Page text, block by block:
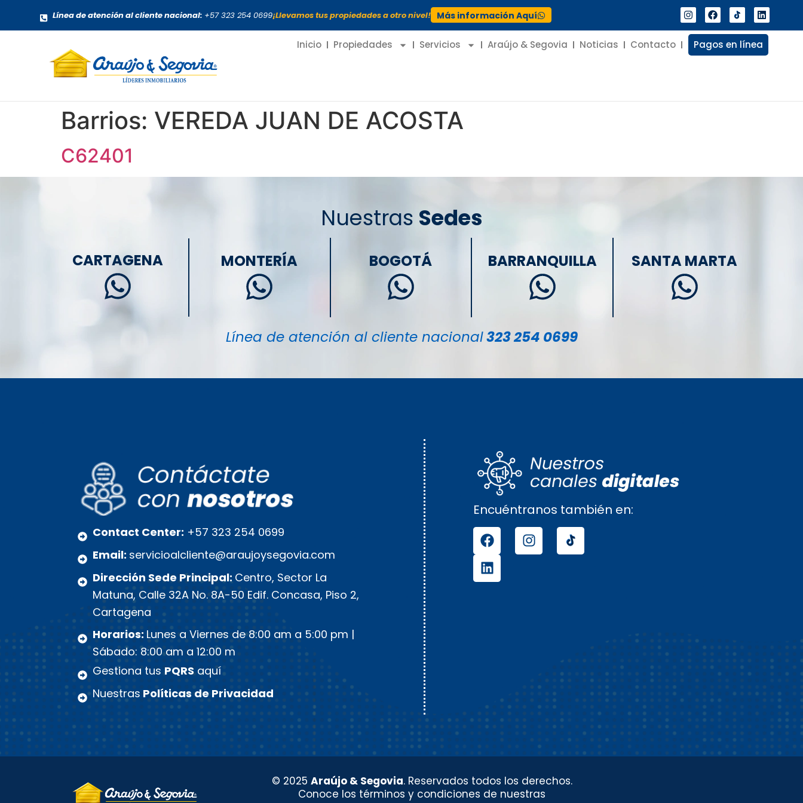
Línea de atención al cliente nacional: +57 323 254 0699¡Llevamos tus propiedades a otro nivel! Más información Aquí
Inicio Propiedades Servicios Araújo & Segovia Noticias Contacto Pagos en línea
Barrios: VEREDA JUAN DE ACOSTA
C62401
Nuestras Sedes
CARTAGENA MONTERÍA BOGOTÁ BARRANQUILLA SANTA MARTA
Línea de atención al cliente nacional323 254 0699
Contact Center: +57 323 254 0699
Email: servicioalcliente@araujoysegovia.com
Dirección Sede Principal: Centro, Sector La
Matuna, Calle 32A No. 8A-50 Edif. Concasa, Piso 2,
Cartagena
Horarios: Lunes a Viernes de 8:00 am a 5:00 pm |
Sábado: 8:00 am a 12:00 m
Gestiona tus PQRS aquí
Nuestras Políticas de Privacidad
Encuéntranos también en:
© 2025 Araújo & Segovia. Reservados todos los derechos.
Conoce los términos y condiciones de nuestras